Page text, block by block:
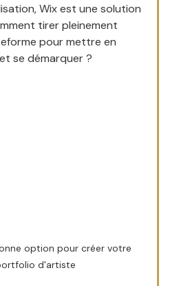
Wix est une solution
tirer pleinement
pour mettre en
se démarquer ?
option pour créer votre
d'artiste